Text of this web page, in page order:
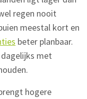
regen nooit
meestal kort en
beter planbaar.
met
hogere